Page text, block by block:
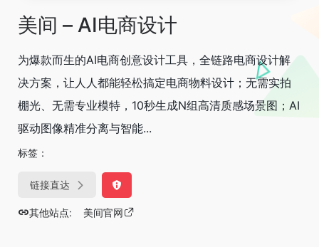
美间 – AI电商设计
为爆款而生的AI电商创意设计工具，全链路电商设计解
决方案，让人人都能轻松搞定电商物料设计；无需实拍
棚光、无需专业模特，10秒生成N组高清质感场景图；AI
驱动图像精准分离与智能...
标签：
链接直达
其他站点: 美间官网